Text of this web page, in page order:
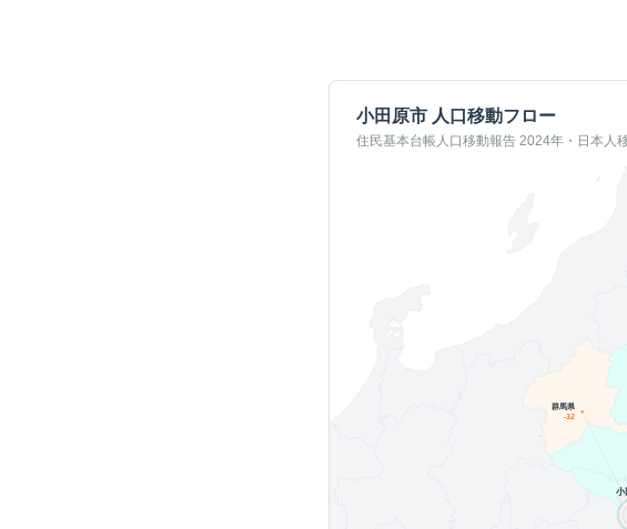
小田原市 人口移動フロー
住民基本台帳人口移動報告 2024年・日本人
群馬県
-32
小